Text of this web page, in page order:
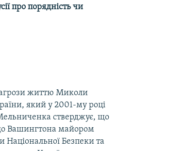
про порядність чи
життю Миколи
який у 2001-му році
стверджує, що
до Вашингтона майором
Національної Безпеки та